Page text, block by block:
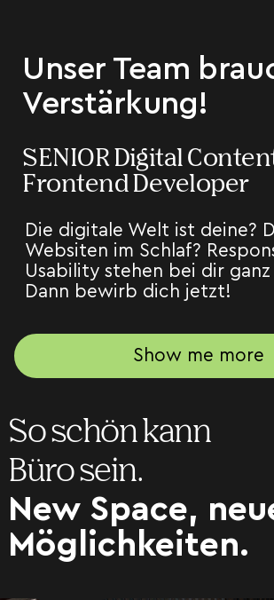
Unser Team
Verstärkung!
SENIOR Digital
Frontend Developer
Die digitale Welt ist deine?
Websiten im Schlaf?
Usability stehen bei dir ganz
Dann bewirb dich jetzt!
Show me more
So schön kann
Büro sein.
New Space,
Möglichkeiten.